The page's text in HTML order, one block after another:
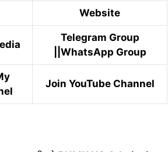
Website
Telegram Group
WhatsApp Group
Join YouTube Channel